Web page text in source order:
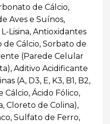
de Cálcio,
Aves e Suínos,
Lisina, Antioxidantes
de Cálcio, Sorbato de
(Parede Celular
Aditivo Acidificante
(A, D3, E, K3, B1, B2,
Cálcio, Ácido Fólico,
Cloreto de Colina),
Sulfato de Ferro,